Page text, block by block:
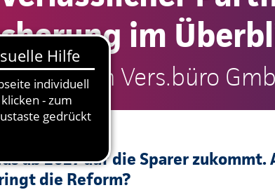
im
Vers.büro
ab 2027 auf die Sparer
die Reform?